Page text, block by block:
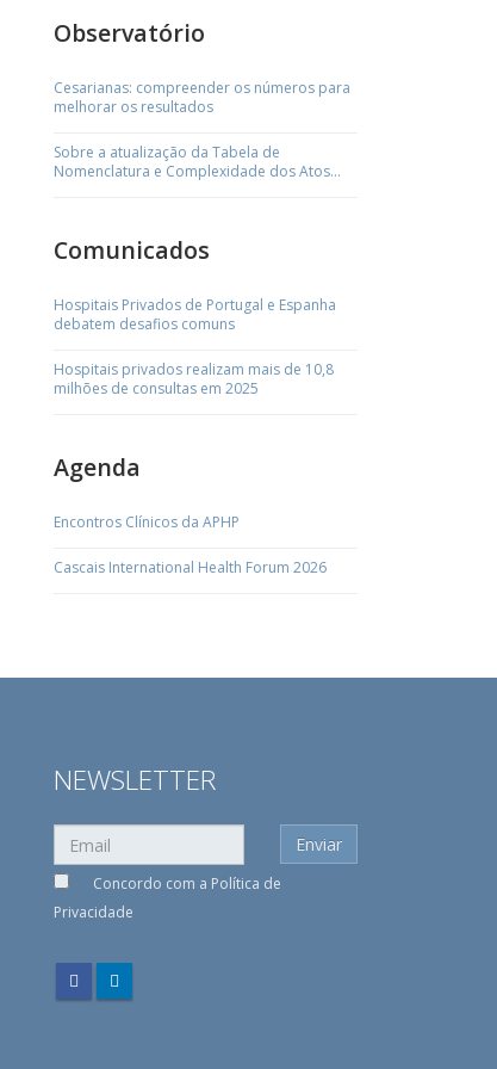
Observatório
Cesarianas: compreender os números para
melhorar os resultados
Sobre a atualização da Tabela de
Nomenclatura e Complexidade dos Atos
Comunicados
Hospitais Privados de Portugal e Espanha
debatem desafios comuns
Hospitais privados realizam mais de 10,8
milhões de consultas em 2025
Agenda
Encontros Clínicos da APHP
Cascais International Health Forum 2026
NEWSLETTER
Concordo com a Política de
Privacidade